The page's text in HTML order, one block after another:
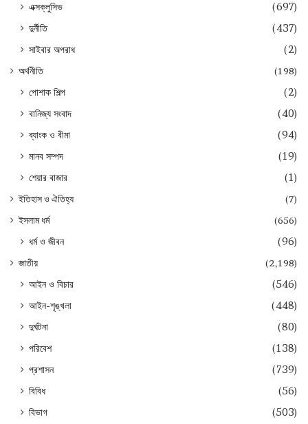
এক্সক্লুসিভ
(697)
দুর্নীতি
(437)
সাইবার অপরাধ
(2)
অর্থনীতি (198)
পোশাক শিল্প
(2)
বানিজ্য সংবাদ
(40)
ব্যাংক ও বীমা
(94)
মানব সম্পদ
(19)
শেয়ার বাজার
(1)
ইতিহাস ও ঐতিহ্য
(7)
ইসলাম ধর্ম
(656)
ধর্ম ও জীবন (96)
জাতীয় (2,198)
আইন ও বিচার
(546)
আইন-শৃঙ্খলা
(448)
দুর্ঘটনা
(80)
পরিবেশ
(138)
প্রশাসন
(739)
বিবিধ
(56)
বিভাগ
(503)